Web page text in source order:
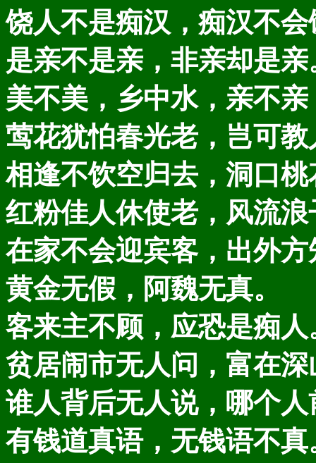
饶人不是痴汉，痴汉不会
是亲不是亲，非亲却是亲
美不美，乡中水，亲不
莺花犹怕春光老，岂可
相逢不饮空归去，洞口
红粉佳人休使老，风流
在家不会迎宾客，出外
黄金无假，阿魏无真。
客来主不顾，应恐是痴人
贫居闹市无人问，富在
谁人背后无人说，哪个
有钱道真语，无钱语不真